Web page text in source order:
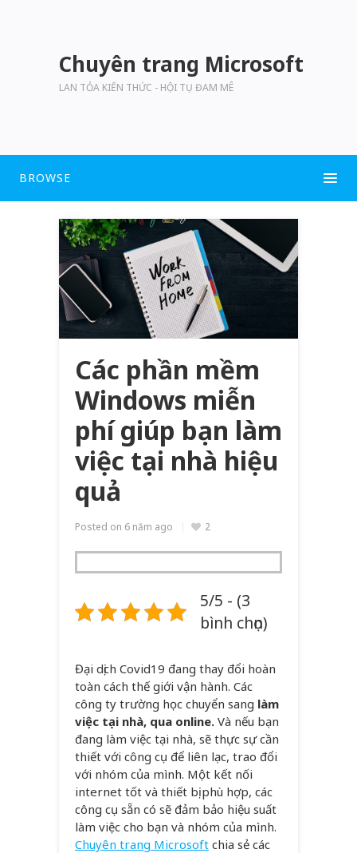
Chuyên trang Microsoft
LAN TỎA KIẾN THỨC - HỘI TỤ ĐAM MÊ
BROWSE
Các phần mềm
Windows miễn
phí giúp bạn làm
việc tại nhà hiệu
quả
Posted on 6 năm ago 2
5/5 - (3
bình chọn)
Đại dịch Covid19 đang thay đổi hoàn
toàn cách thế giới vận hành. Các
công ty trường học chuyển sang làm
việc tại nhà, qua online. Và nếu bạn
đang làm việc tại nhà, sẽ thực sự cần
thiết với công cụ để liên lạc, trao đổi
với nhóm của mình. Một kết nối
internet tốt và thiết bị phù hợp, các
công cụ sẵn có sẽ đảm bảo hiệu suất
làm việc cho bạn và nhóm của mình.
Chuyên trang Microsoft chia sẻ các